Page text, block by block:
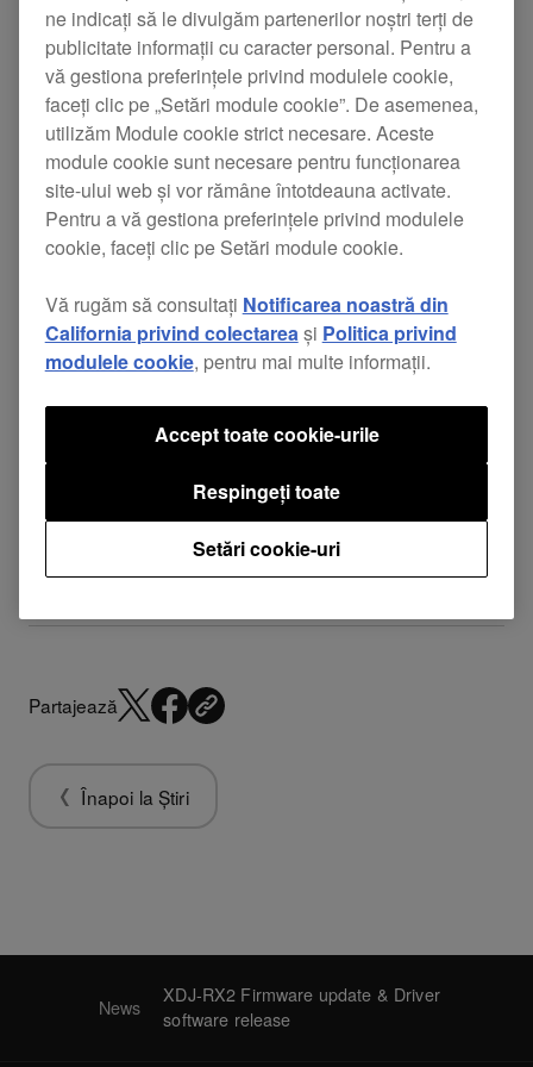
(Ver.1.11)
New
rekordbox dj HID control.
rekordbox video HID control.
rekordbox 5.0 or later version is required to
control rekordbox dj / video.
XDJ-RX2 Driver software release
(For Windows/Mac)
Driver software of XDJ-RX2 has been
Partajează
Înapoi la Știri
News
XDJ-RX2 Firmware update & Driver
software release
ne indicați să le divulgăm partenerilor noștri terți de
publicitate informații cu caracter personal. Pentru a
vă gestiona preferințele privind modulele cookie,
faceți clic pe „Setări module cookie”. De asemenea,
utilizăm Module cookie strict necesare. Aceste
module cookie sunt necesare pentru funcționarea
site-ului web și vor rămâne întotdeauna activate.
Pentru a vă gestiona preferințele privind modulele
cookie, faceți clic pe Setări module cookie.
Vă rugăm să consultați Notificarea noastră din
California privind colectarea și Politica privind
modulele cookie, pentru mai multe informații.
Setări cookie-uri
Respingeți toate
Accept toate cookie-urile